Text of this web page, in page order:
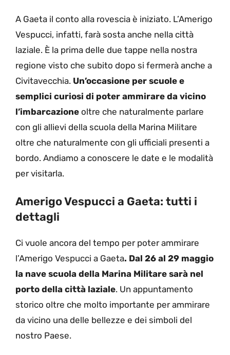
A Gaeta il conto alla rovescia è iniziato. L’Amerigo
Vespucci, infatti, farà sosta anche nella città
laziale. È la prima delle due tappe nella nostra
regione visto che subito dopo si fermerà anche a
Civitavecchia. Un’occasione per scuole e
semplici curiosi di poter ammirare da vicino
l’imbarcazione oltre che naturalmente parlare
con gli allievi della scuola della Marina Militare
oltre che naturalmente con gli ufficiali presenti a
bordo. Andiamo a conoscere le date e le modalità
per visitarla.
Amerigo Vespucci a Gaeta: tutti i
dettagli
Ci vuole ancora del tempo per poter ammirare
l’Amerigo Vespucci a Gaeta. Dal 26 al 29 maggio
la nave scuola della Marina Militare sarà nel
porto della città laziale. Un appuntamento
storico oltre che molto importante per ammirare
da vicino una delle bellezze e dei simboli del
nostro Paese.